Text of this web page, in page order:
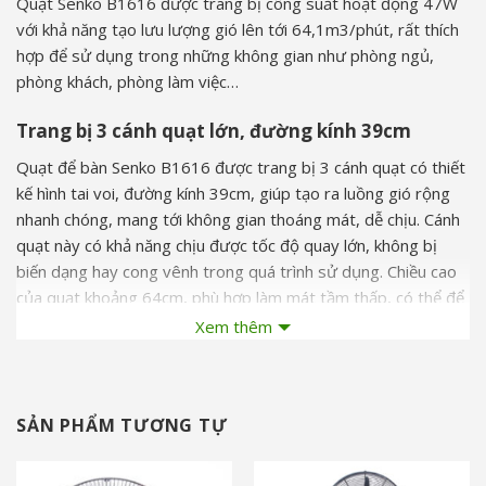
với khả năng tạo lưu lượng gió lên tới 64,1m3/phút, rất thích
hợp để sử dụng trong những không gian như phòng ngủ,
phòng khách, phòng làm việc…
Trang bị 3 cánh quạt lớn, đường kính 39cm
Quạt để bàn Senko B1616 được trang bị 3 cánh quạt có thiết
kế hình tai voi, đường kính 39cm, giúp tạo ra luồng gió rộng
nhanh chóng, mang tới không gian thoáng mát, dễ chịu. Cánh
quạt này có khả năng chịu được tốc độ quay lớn, không bị
biến dạng hay cong vênh trong quá trình sử dụng. Chiều cao
của quạt khoảng 64cm, phù hợp làm mát tầm thấp, có thể để
đặt trên bàn hoặc kệ mà không chiếm quá nhiều diện tích.
Xem thêm
SẢN PHẨM TƯƠNG TỰ